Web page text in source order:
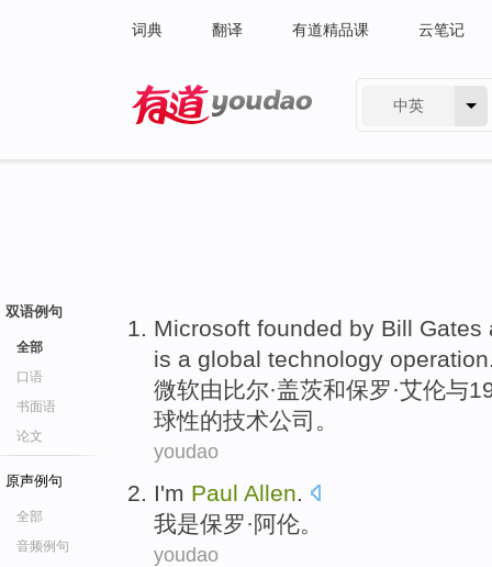
词典 翻译 有道精品课 云笔记
中英
双语例句
全部
口语
书面语
论文
原声例句
全部
音频例句
Microsoft founded by Bill Gates
is a global technology operation
微软由 比尔·盖茨和保罗·艾伦与
球性的技术公司。
youdao
I'm Paul Allen.
我是保罗·阿伦。
youdao